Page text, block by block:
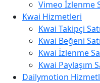
Vimeo İzlenme
Kwai Hizmetleri
Kwai Takipçi
Kwai Beğeni
Kwai İzlenme
Kwai Paylaşım
Dailymotion